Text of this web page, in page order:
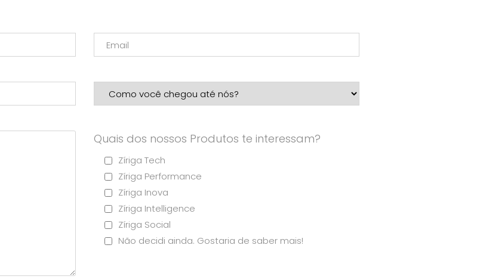
Quais dos nossos Produtos te interessam?
Zíriga Tech
Zíriga Performance
Zíriga Inova
Zíriga Intelligence
Zíriga Social
Não decidi ainda. Gostaria de saber mais!